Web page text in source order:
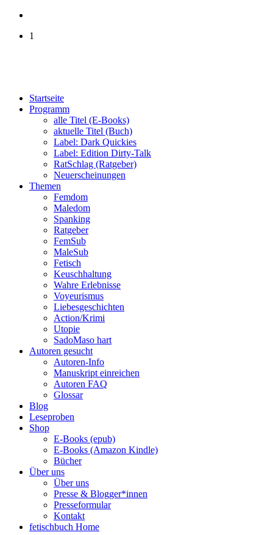
1
Startseite
Programm
alle Titel (E-Books)
aktuelle Titel (Buch)
Label: Dark Quickies
Label: Edition Dirty-Talk
RatSchlag (Ratgeber)
Neuerscheinungen
Themen
Femdom
Maledom
Spanking
Ratgeber
FemSub
MaleSub
Fetisch
Keuschhaltung
Wahre Erlebnisse
Voyeurismus
Liebesgeschichten
Action/Krimi
Utopie
SadoMaso hart
Autoren gesucht
Autoren-Info
Manuskript einreichen
Autoren FAQ
Glossar
Blog
Leseproben
Shop
E-Books (epub)
E-Books (Amazon Kindle)
Bücher
Über uns
Über uns
Presse & Blogger*innen
Presseformular
Kontakt
fetischbuch Home